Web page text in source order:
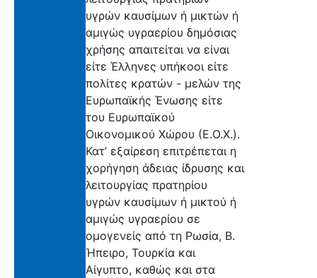
υγρών καυσίμων ή μικτών ή
αμιγώς υγραερίου δημόσιας
χρήσης απαιτείται να είναι
είτε Έλληνες υπήκοοι είτε
πολίτες κρατών - μελών της
Ευρωπαϊκής Ένωσης είτε
του Ευρωπαϊκού
Οικονομικού Χώρου (Ε.Ο.Χ.).
Κατ’ εξαίρεση επιτρέπεται η
χορήγηση άδειας ίδρυσης και
λειτουργίας πρατηρίου
υγρών καυσίμων ή μικτού ή
αμιγώς υγραερίου σε
ομογενείς από τη Ρωσία, Β.
Ήπειρο, Τουρκία και
Αίγυπτο, καθώς και στα